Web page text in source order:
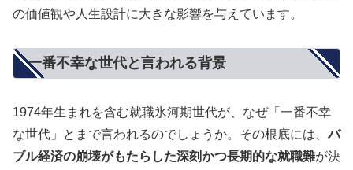
の価値観や人生設計に大きな影響を与えています。
一番不幸な世代と言われる背景
1974年生まれを含む就職氷河期世代が、なぜ「一番不幸
な世代」とまで言われるのでしょうか。その根底には、バ
ブル経済の崩壊がもたらした深刻かつ長期的な就職難が決